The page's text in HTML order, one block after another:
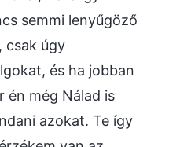
semmi lenyűgöző
csak úgy
és ha jobban
én még Nálad is
azokat. Te így